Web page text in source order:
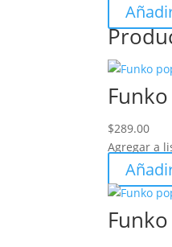
$289.00
Agregar a